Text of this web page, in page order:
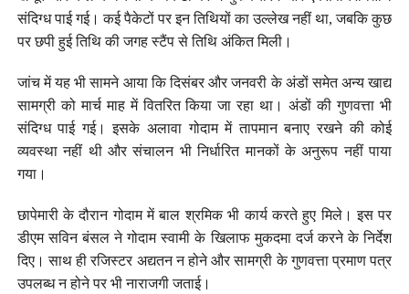
संदिग्ध पाई गई। कई पैकेटों पर इन तिथियों का उल्लेख नहीं था, जबकि कुछ
पर छपी हुई तिथि की जगह स्टैंप से तिथि अंकित मिली।
जांच में यह भी सामने आया कि दिसंबर और जनवरी के अंडों समेत अन्य खाद्य
सामग्री को मार्च माह में वितरित किया जा रहा था। अंडों की गुणवत्ता भी
संदिग्ध पाई गई। इसके अलावा गोदाम में तापमान बनाए रखने की कोई
व्यवस्था नहीं थी और संचालन भी निर्धारित मानकों के अनुरूप नहीं पाया
गया।
छापेमारी के दौरान गोदाम में बाल श्रमिक भी कार्य करते हुए मिले। इस पर
डीएम सविन बंसल ने गोदाम स्वामी के खिलाफ मुकदमा दर्ज करने के निर्देश
दिए। साथ ही रजिस्टर अद्यतन न होने और सामग्री के गुणवत्ता प्रमाण पत्र
उपलब्ध न होने पर भी नाराजगी जताई।